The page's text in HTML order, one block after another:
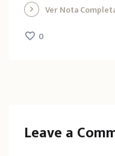
Ver Nota
0
Leave a